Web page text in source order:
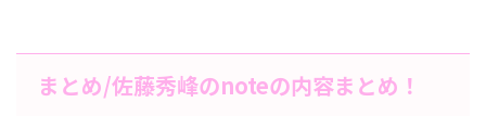
まとめ/佐藤秀峰のnoteの内容まとめ！